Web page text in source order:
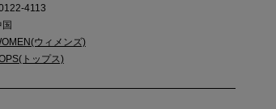
4113
ウィメンズ)
トップス)